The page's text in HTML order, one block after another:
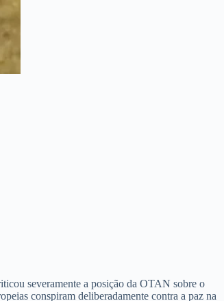
severamente a posição da OTAN sobre o
conspiram deliberadamente contra a paz na